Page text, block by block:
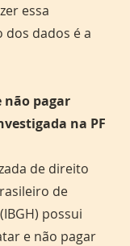
essa
dados é a
não pagar
na PF
de direito
de
possui
e não pagar